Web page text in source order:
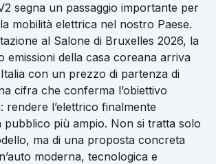
segna un passaggio importante per
mobilità elettrica nel nostro Paese.
al Salone di Bruxelles 2026, la
emissioni della casa coreana arriva
con un prezzo di partenza di
cifra che conferma l’obiettivo
rendere l’elettrico finalmente
pubblico più ampio. Non si tratta solo
ma di una proposta concreta
moderna, tecnologica e